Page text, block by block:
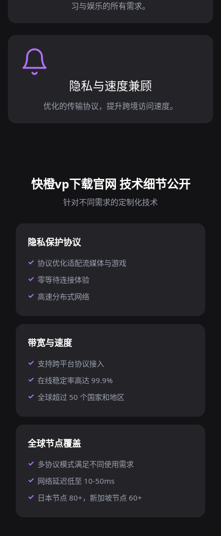
习与娱乐的所有需求。
隐私与速度兼顾
优化的传输协议，提升跨境访问速度。
快橙vp下载官网 技术细节公开
针对不同需求的定制化技术
隐私保护协议
协议优化适配流媒体与游戏
零等待连接体验
高速分布式网络
带宽与速度
支持跨平台协议接入
在线稳定率高达 99.9%
全球超过 50 个国家和地区
全球节点覆盖
多协议模式满足不同使用需求
网络延迟低至 10-50ms
日本节点 80+，新加坡节点 60+